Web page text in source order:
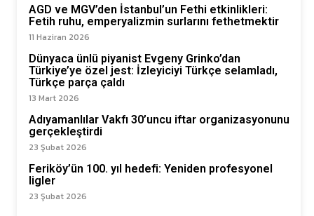
AGD ve MGV’den İstanbul’un Fethi etkinlikleri:
Fetih ruhu, emperyalizmin surlarını fethetmektir
11 Haziran 2026
Dünyaca ünlü piyanist Evgeny Grinko’dan
Türkiye’ye özel jest: İzleyiciyi Türkçe selamladı,
Türkçe parça çaldı
13 Mart 2026
Adıyamanlılar Vakfı 30’uncu iftar organizasyonunu
gerçekleştirdi
23 Şubat 2026
Feriköy’ün 100. yıl hedefi: Yeniden profesyonel
ligler
23 Şubat 2026